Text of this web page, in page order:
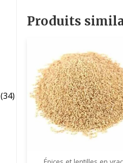
(34)
Produits